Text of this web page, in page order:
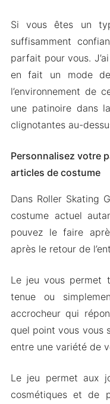
Si vous êtes un
suffisamment
parfait pour vous.
en fait un mode
l’environnement de
une patinoire dans
clignotantes au-
Personnalisez votre
articles de costume
Dans Roller Skating
costume actuel
pouvez le faire
après le retour de
Le jeu vous permet
tenue ou
accrocheur qui
quel point vous vous
entre une variété de
Le jeu permet aux
cosmétiques et de